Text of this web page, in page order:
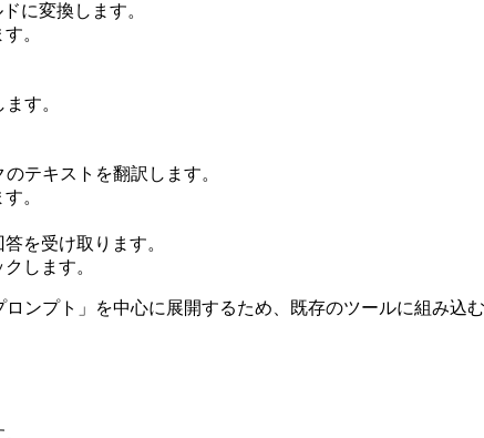
に変換します。
。
す。
テキストを翻訳します。
。
を受け取ります。
します。
ンプト」を中心に展開するため、既存のツールに組み込